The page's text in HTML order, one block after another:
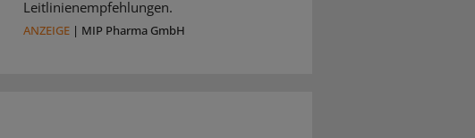
Leitlinienempfehlungen.
ANZEIGE| MIP Pharma GmbH